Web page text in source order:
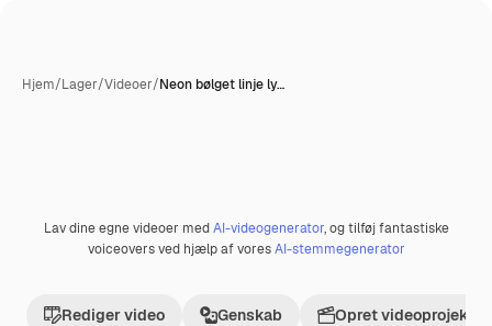
Hjem/Lager/Videoer/Neon bølget linje ly…
Præmie
Lav dine egne videoer medAI-videogenerator, og tilføj fantastiske
voiceovers ved hjælp af voresAI-stemmegenerator
Rediger video Genskab Opret videoprojekt